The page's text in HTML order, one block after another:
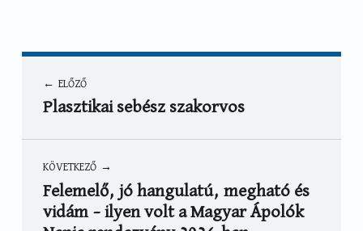
Bejegyzés navigáció
ELŐZŐ
Plasztikai sebész szakorvos
KÖVETKEZŐ
Felemelő, jó hangulatú, megható és
vidám – ilyen volt a Magyar Ápolók